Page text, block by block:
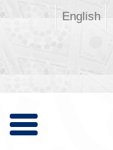
English